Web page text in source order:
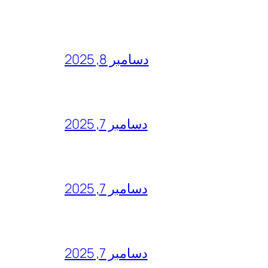
دسامبر 8, 2025
دسامبر 7, 2025
دسامبر 7, 2025
دسامبر 7, 2025